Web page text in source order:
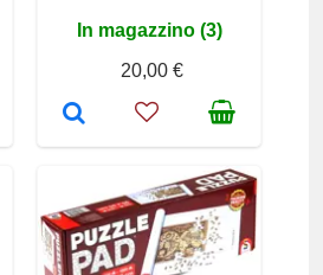
In magazzino (3)
20,00 €